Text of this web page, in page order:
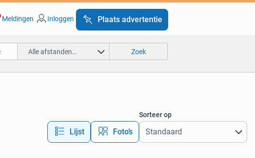
Meldingen Inloggen Plaats advertentie
Alle afstanden… Zoek
Lijst Foto’s
Sorteer op